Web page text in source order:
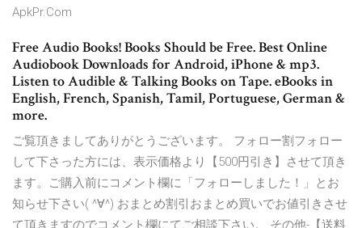
ApkPr.Com
Free Audio Books! Books Should be Free. Best Online
Audiobook Downloads for Android, iPhone & mp3.
Listen to Audible & Talking Books on Tape. eBooks in
English, French, Spanish, Tamil, Portuguese, German &
more.
ご覧頂きましてありがとうございます。 フォロー割フォロー
して下さった方には、表示価格より【500円引き】させて頂き
ます。ご購入前にコメント欄に「フォローしました！」とお
知らせ下さい( ^∀^) おまとめ割引おまとめ買いでお値引きさせ